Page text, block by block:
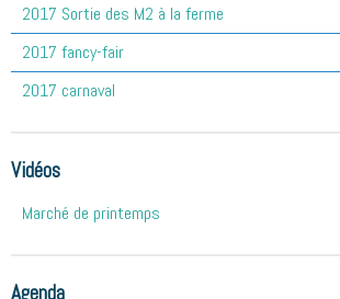
2017 Sortie des M2 à la ferme
2017 fancy-fair
2017 carnaval
Vidéos
Marché de printemps
Agenda